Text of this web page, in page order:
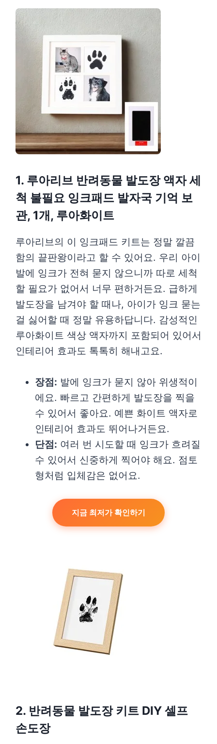
1. 루아리브 반려동물 발도장 액자 세
척 불필요 잉크패드 발자국 기억 보
관, 1개, 루아화이트
루아리브의 이 잉크패드 키트는 정말 깔끔
함의 끝판왕이라고 할 수 있어요. 우리 아이
발에 잉크가 전혀 묻지 않으니까 따로 세척
할 필요가 없어서 너무 편하거든요. 급하게
발도장을 남겨야 할 때나, 아이가 잉크 묻는
걸 싫어할 때 정말 유용하답니다. 감성적인
루아화이트 색상 액자까지 포함되어 있어서
인테리어 효과도 톡톡히 해내고요.
장점: 발에 잉크가 묻지 않아 위생적이
에요. 빠르고 간편하게 발도장을 찍을
수 있어서 좋아요. 예쁜 화이트 액자로
인테리어 효과도 뛰어나거든요.
단점: 여러 번 시도할 때 잉크가 흐려질
수 있어서 신중하게 찍어야 해요. 점토
형처럼 입체감은 없어요.
지금 최저가 확인하기
2. 반려동물 발도장 키트 DIY 셀프
손도장